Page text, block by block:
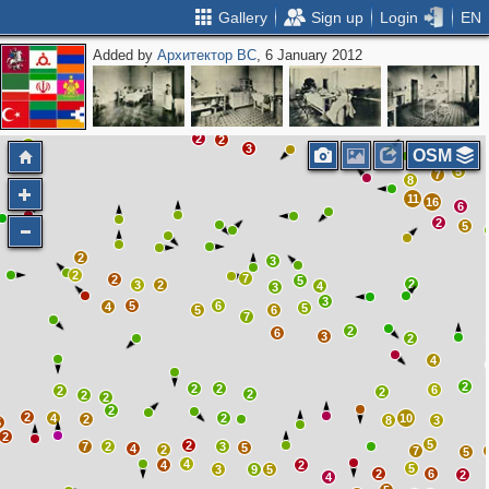
Gallery Sign up Login EN
Added byАрхитектор ВС, 6 January 2012
4
4
2
7 2 4
2
4
2
2
2
5
2
2
2
2
2
5
3
2
4
2
5
7
2
3
3
2
4
4
2
3
2
11
2
16 6
7
8
7
5
5
2
4
6 2
3
10
7
8
2
2
2
3
5
4
5
3
3
6
7
6
6 3
2
2
2
2
2
3
5
3
9 5
2
4
2
6
5
5
2
5
6
3
3
OSM